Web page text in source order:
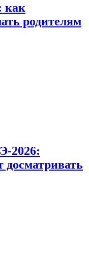
как
родителям
2026:
досматривать